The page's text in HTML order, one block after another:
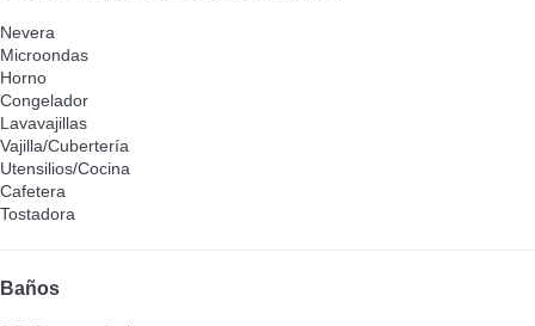
Nevera
Microondas
Horno
Congelador
Lavavajillas
Vajilla/Cubertería
Utensilios/Cocina
Cafetera
Tostadora
Baños